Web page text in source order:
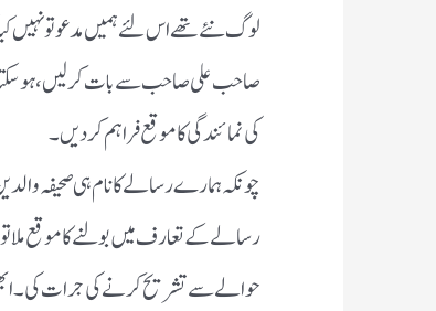
لوگ نئے تھے اس لئے ہمیں مدعو تو نہیں
صاحب علی صاحب سے بات کر لیں، ہو
کی نمائندگی کا موقع فراہم کردیں ۔
چونکہ ہمارے رسالے کا نام ہی صحیفہ
رسالے کے تعارف میں بولنے کا موقع ملا
حوالے سے تشریح کرنے کی جرات کی ۔ابھی